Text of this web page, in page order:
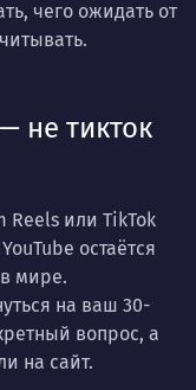
чего ожидать от
не тикток
Reels или TikTok
YouTube остаётся
мире.
на ваш 30-
вопрос, а
на сайт.